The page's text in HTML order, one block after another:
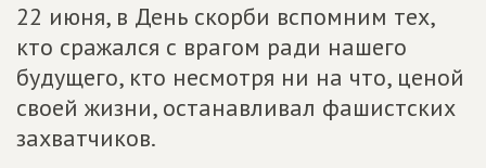
22 июня, в День скорби вспомним тех,
кто сражался с врагом ради нашего
будущего, кто несмотря ни на что, ценой
своей жизни, останавливал фашистских
захватчиков.